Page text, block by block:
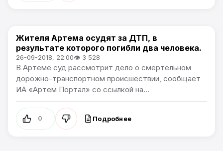
Происшествия
Жителя Артема осудят за ДТП, в
результате которого погибли два человека.
26-09-2018, 22:00👁 3 528
В Артеме суд рассмотрит дело о смертельном
дорожно-транспортном происшествии, сообщает
ИА «Артем Портал» со ссылкой на...
0 Подробнее